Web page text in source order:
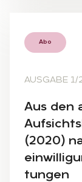
Abo
AUSGABE 1/
Aus den
(2020)
tun­gen